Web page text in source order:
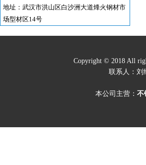
地址：武汉市洪山区白沙洲大道烽火钢材市
场型材区14号
Copyright © 2018 All
联系人：刘
本公司主营： 不